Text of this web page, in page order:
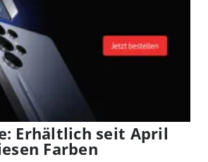
Erhältlich seit April
Farben